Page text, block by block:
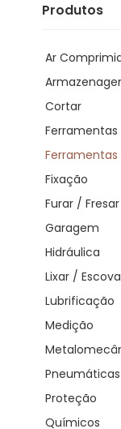
Produtos
Ar
Cortar
Ferramentas
Ferramentas
Fixação
Furar / Fresar
Garagem
Hidráulica
Lixar /
Lubrificação
Medição
Pneumáticas
Proteção
Químicos